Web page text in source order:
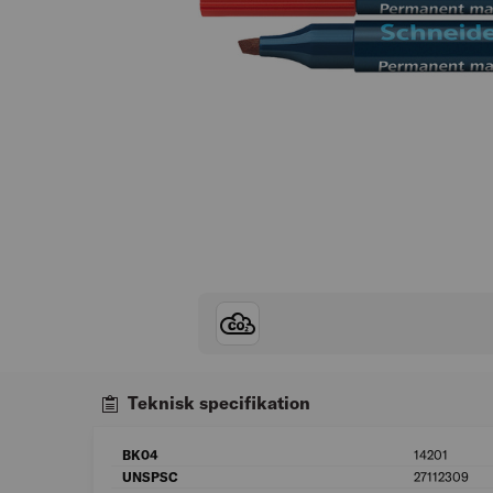
Teknisk specifikation
BK04 14201
UNSPSC
27112309